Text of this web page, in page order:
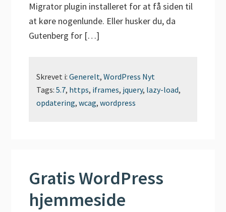
Migrator plugin installeret for at få siden til
at køre nogenlunde. Eller husker du, da
Gutenberg for […]
Skrevet i:Generelt,WordPress Nyt
Tags:5.7, https, iframes, jquery, lazy-load,
opdatering,wcag,wordpress
Gratis WordPress
hjemmeside